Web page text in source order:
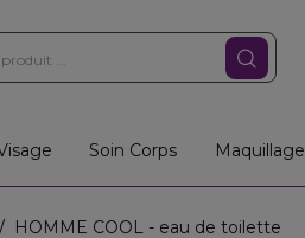
Soin Corps Maquillage
HOMME COOL - eau de toilette